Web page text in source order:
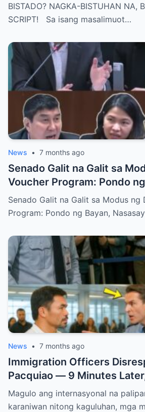
BISTADO? NAGKA-BISTUHAN NA,
SCRIPT! Sa isang masalimuot…
News • 7 months ago
Senado Galit na Galit sa
Voucher Program: Pondo
Nasasayang!
Senado Galit na Galit sa Modus ng
Program: Pondo ng Bayan,
News • 7 months ago
Immigration Officers
Pacquiao — 9 Minutes
Them Instantly..
Magulo ang internasyonal na
karaniwan nitong kaguluhan, mga